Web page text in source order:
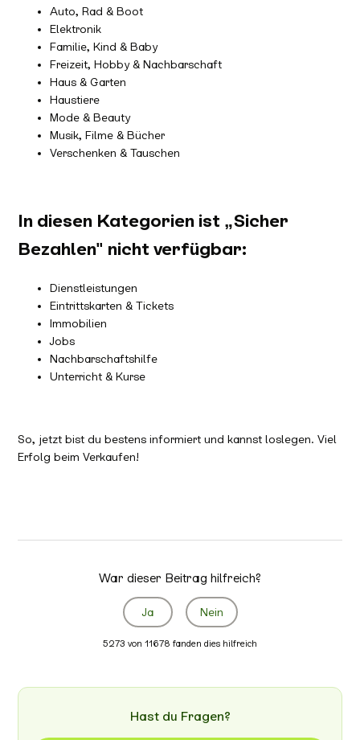
Auto, Rad & Boot
Elektronik
Familie, Kind & Baby
Freizeit, Hobby & Nachbarschaft
Haus & Garten
Haustiere
Mode & Beauty
Musik, Filme & Bücher
Verschenken & Tauschen
In diesen Kategorien ist „Sicher
Bezahlen" nicht verfügbar:
Dienstleistungen
Eintrittskarten & Tickets
Immobilien
Jobs
Nachbarschaftshilfe
Unterricht & Kurse
So, jetzt bist du bestens informiert und kannst loslegen. Viel
Erfolg beim Verkaufen!
War dieser Beitrag hilfreich?
Ja Nein
5273 von 11678 fanden dies hilfreich
Hast du Fragen?